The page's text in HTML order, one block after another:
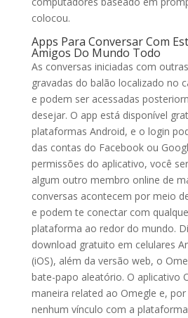
colocou.
Apps Para Conversar Com
Amigos Do Mundo Todo
As conversas iniciadas com
gravadas do balão localizado no
e podem ser acessadas
desejar. O app está disponível
plataformas Android, e o login
das contas do Facebook ou
permissões do aplicativo, você
algum outro membro online de
conversas acontecem por meio
e podem te conectar com
plataforma ao redor do mundo.
download gratuito em celulares
(iOS), além da versão web, o
bate-papo aleatório. O aplicativo
maneira related ao Omegle e,
nenhum vínculo com a